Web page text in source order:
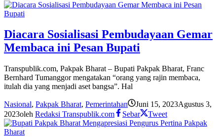
Diacara Sosialisasi Pembudayaan Gemar
Membaca ini Pesan Bupati
Transpublik.com, Pakpak Bharat – Bupati Pakpak Bharat, Franc
Bernhard Tumanggor mengatakan “orang yang rajin membaca,
itulah dia yang menjadi aset bangsa”. Hal
Nasional, Pakpak Bharat, Pemerintahan Juni 15, 2023Agustus 3,
2023oleh Redaksi Transpublik.com Sebar Tweet